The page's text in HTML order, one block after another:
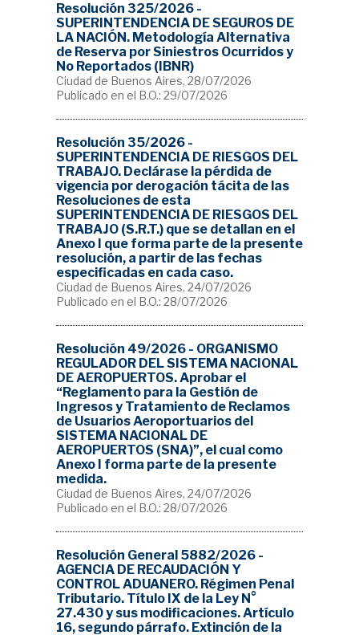
Resolución 325/2026 -
SUPERINTENDENCIA DE SEGUROS DE
LA NACIÓN. Metodología Alternativa
de Reserva por Siniestros Ocurridos y
No Reportados (IBNR)
Ciudad de Buenos Aires, 28/07/2026
Publicado en el B.O.: 29/07/2026
Resolución 35/2026 -
SUPERINTENDENCIA DE RIESGOS DEL
TRABAJO. Declárase la pérdida de
vigencia por derogación tácita de las
Resoluciones de esta
SUPERINTENDENCIA DE RIESGOS DEL
TRABAJO (S.R.T.) que se detallan en el
Anexo I que forma parte de la presente
resolución, a partir de las fechas
especificadas en cada caso.
Ciudad de Buenos Aires, 24/07/2026
Publicado en el B.O.: 28/07/2026
Resolución 49/2026 - ORGANISMO
REGULADOR DEL SISTEMA NACIONAL
DE AEROPUERTOS. Aprobar el
“Reglamento para la Gestión de
Ingresos y Tratamiento de Reclamos
de Usuarios Aeroportuarios del
SISTEMA NACIONAL DE
AEROPUERTOS (SNA)”, el cual como
Anexo I forma parte de la presente
medida.
Ciudad de Buenos Aires, 24/07/2026
Publicado en el B.O.: 28/07/2026
Resolución General 5882/2026 -
AGENCIA DE RECAUDACIÓN Y
CONTROL ADUANERO. Régimen Penal
Tributario. Título IX de la Ley N°
27.430 y sus modificaciones. Artículo
16, segundo párrafo. Extinción de la